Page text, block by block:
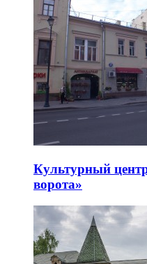
Культурный
ворота»